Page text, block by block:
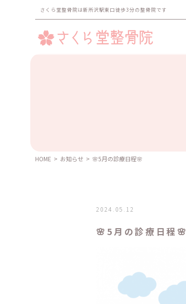
さくら堂整骨院は新所沢駅東口徒歩3分の整骨院です
HOME > お知らせ > 🌸5月の診療日程🌸
2024.05.12
🌸5月の診療日程🌸